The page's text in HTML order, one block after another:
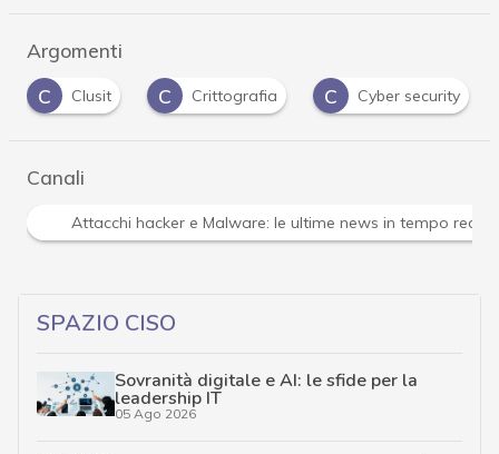
Argomenti
C
Clusit C Crittografia C Cyber security
Canali
Attacchi hacker e Malware: le ultime news in tempo
SPAZIO CISO
Sovranità digitale e AI: le sfide per la
leadership IT
05 Ago 2026